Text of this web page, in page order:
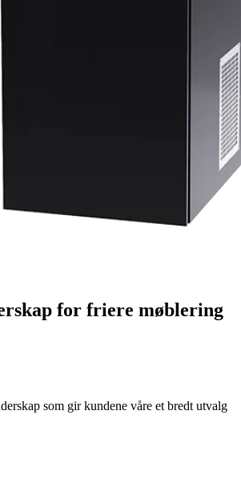
for friere møblering
som gir kundene våre et bredt utvalg